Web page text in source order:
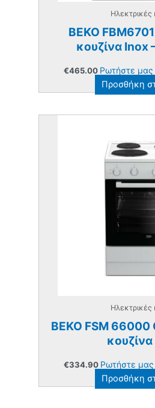
Ηλεκτρικές
BEKO
κουζίνα Inox
€465.00 Ρωτήστε μας
Προσθήκη
Ηλεκτρικές
BEKO FSM 66000
€334.90 Ρωτήστε μας
Προσθήκη